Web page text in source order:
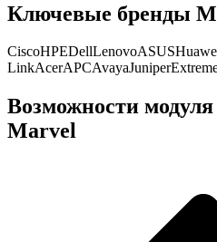
Ключевые бренды
CiscoHPEDellLenovoASUS
LinkAcerAPCAvayaJuniper
Возможности
Marvel